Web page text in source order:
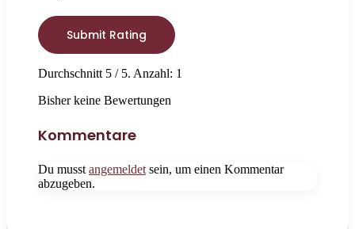
Submit Rating
Durchschnitt 5 / 5. Anzahl: 1
Bisher keine Bewertungen
Kommentare
Du musst angemeldet sein, um einen Kommentar
abzugeben.